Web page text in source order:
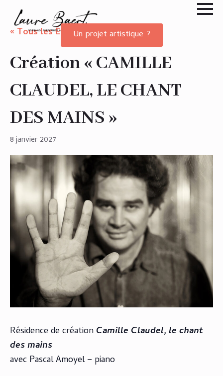
Un projet artistique ?
« Tous les Évènements
Création « CAMILLE
CLAUDEL, LE CHANT
DES MAINS »
8 janvier 2027
Résidence de création Camille Claudel, le chant
des mains
avec Pascal Amoyel – piano